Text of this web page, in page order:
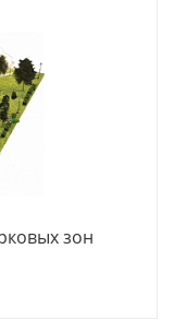
зон